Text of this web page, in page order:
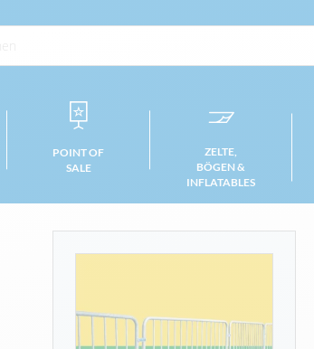
POINT OF
SALE
ZELTE,
BÖGEN &
INFLATABLES